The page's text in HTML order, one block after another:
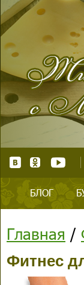
БЛОГ
Главная /
Фитнес